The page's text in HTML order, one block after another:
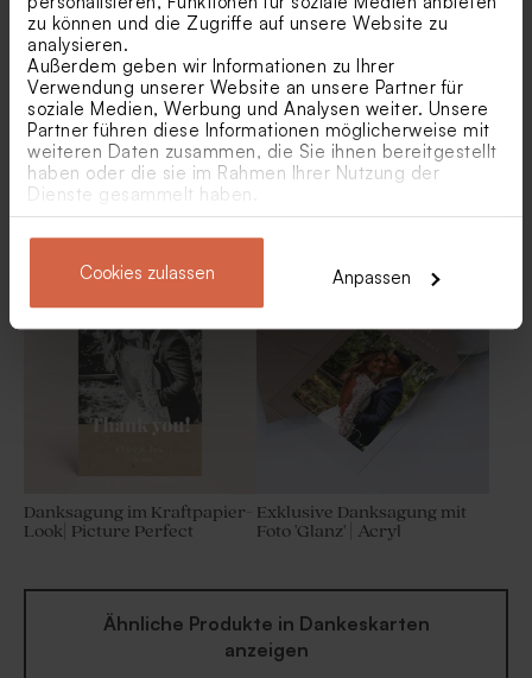
zu können und die Zugriffe auf unsere Website zu
analysieren.
Außerdem geben wir Informationen zu Ihrer
Verwendung unserer Website an unsere Partner für
soziale Medien, Werbung und Analysen weiter. Unsere
Partner führen diese Informationen möglicherweise mit
weiteren Daten zusammen, die Sie ihnen bereitgestellt
haben oder die sie im Rahmen Ihrer Nutzung der
Dienste gesammelt haben.
Cookies zulassen Anpassen
Baumwollband 'Sage Green' |Baumwollband 'Sage Green' |
Dankeskarte Hochzeit
Flieger | Tickets &
Destination
Dankeskarte Hochzeit
Kollektion
Danksagung im Kraftpapier-
Look| Picture Perfect
Exklusive Danksagung mit
Foto 'Glanz' | Acryl
Ähnliche Produkte in Dankeskarten
anzeigen